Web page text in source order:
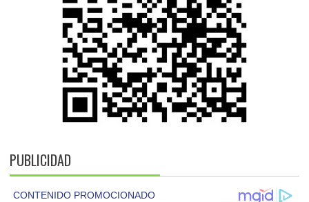
PUBLICIDAD